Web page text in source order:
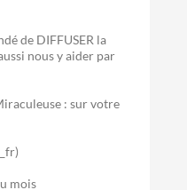
de DIFFUSER la
nous y aider par
: sur votre
mois